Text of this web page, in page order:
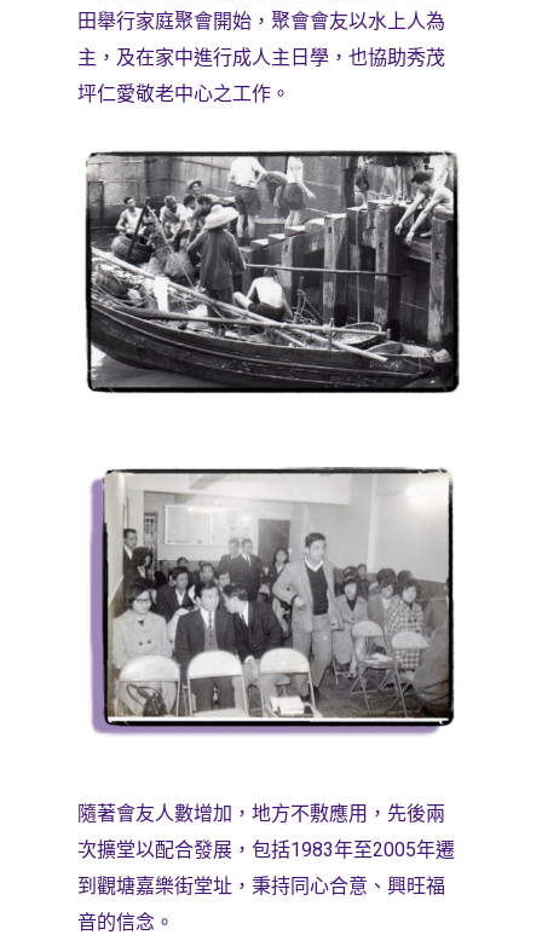
田舉行家庭聚會開始，聚會會友以水上人為
主，及在家中進行成人主日學，也協助秀茂
坪仁愛敬老中心之工作。
隨著會友人數增加，地方不敷應用，先後兩
次擴堂以配合發展，包括1983年至2005年遷
到觀塘嘉樂街堂址，秉持同心合意、興旺福
音的信念。